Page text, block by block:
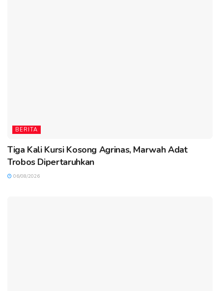
BERITA
Tiga Kali Kursi Kosong Agrinas, Marwah Adat
Trobos Dipertaruhkan
06/08/2026